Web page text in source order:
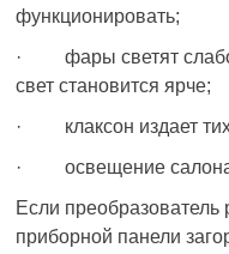
функционировать;
· фары светят слабо,
свет становится ярче;
· клаксон издает
· освещение салона
Если преобразователь
приборной панели